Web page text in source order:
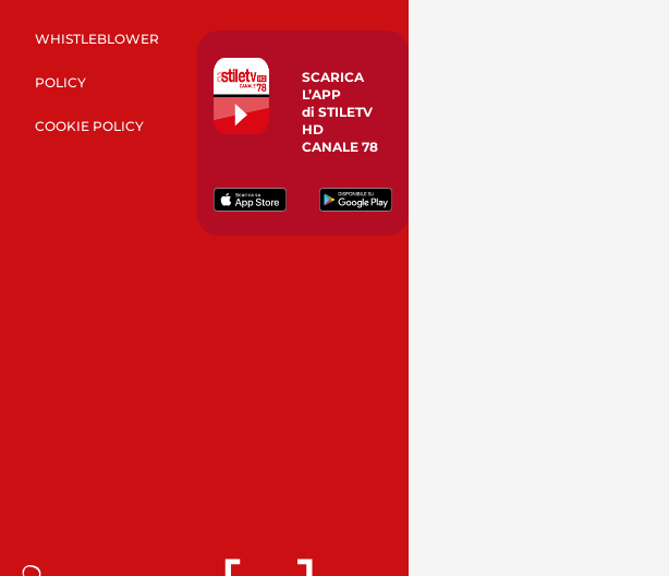
WHISTLEBLOWER
POLICY
COOKIE POLICY
SCARICA
L’APP
di STILETV
HD
CANALE 78